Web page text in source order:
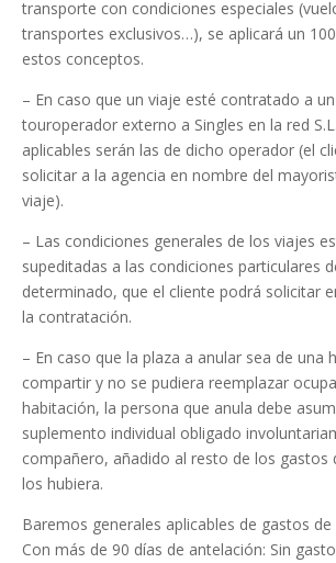
transporte con condiciones especiales
transportes exclusivos…), se aplicará un
estos conceptos.
– En caso que un viaje esté contratado a
touroperador externo a Singles en la red
aplicables serán las de dicho operador (el
solicitar a la agencia en nombre del
viaje).
– Las condiciones generales de los viajes
supeditadas a las condiciones particulares
determinado, que el cliente podrá solicitar
la contratación.
– En caso que la plaza a anular sea de una
compartir y no se pudiera reemplazar
habitación, la persona que anula debe
suplemento individual obligado
compañero, añadido al resto de los gastos
los hubiera.
Baremos generales aplicables de gastos
Con más de 90 días de antelación: Sin